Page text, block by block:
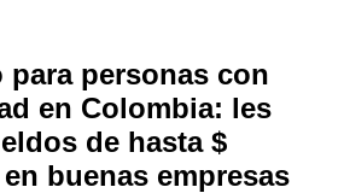
para personas con
en Colombia: les
de hasta $
buenas empresas